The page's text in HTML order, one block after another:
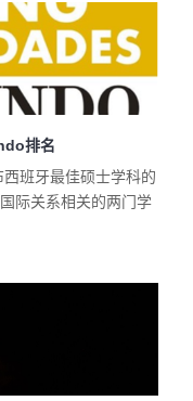
排名
班牙最佳硕士学科的
际关系相关的两门学